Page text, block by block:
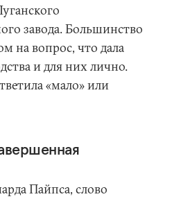
завода. Большинство
на вопрос, что дала
и для них лично.
«мало» или
Пайпса, слово